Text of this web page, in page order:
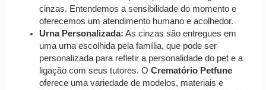
cinzas. Entendemos a sensibilidade do momento e
oferecemos um atendimento humano e acolhedor.
Urna Personalizada: As cinzas são entregues em
uma urna escolhida pela família, que pode ser
personalizada para refletir a personalidade do pet e a
ligação com seus tutores. OCrematório Petfune
oferece uma variedade de modelos, materiais e